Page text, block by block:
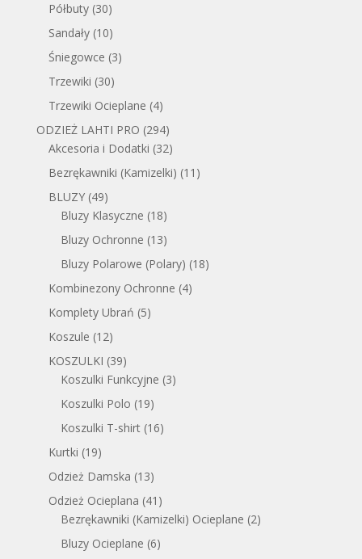
Półbuty (30)
Sandały (10)
Śniegowce (3)
Trzewiki (30)
Trzewiki Ocieplane (4)
ODZIEŻ LAHTI PRO (294)
Akcesoria i Dodatki (32)
Bezrękawniki (Kamizelki) (11)
BLUZY (49)
Bluzy Klasyczne (18)
Bluzy Ochronne (13)
Bluzy Polarowe (Polary) (18)
Kombinezony Ochronne (4)
Komplety Ubrań (5)
Koszule (12)
KOSZULKI (39)
Koszulki Funkcyjne (3)
Koszulki Polo (19)
Koszulki T-shirt (16)
Kurtki (19)
Odzież Damska (13)
Odzież Ocieplana (41)
Bezrękawniki (Kamizelki) Ocieplane (2)
Bluzy Ocieplane (6)